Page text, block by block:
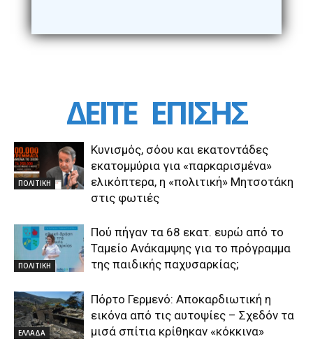
ΔΕΙΤΕ ΕΠΙΣΗΣ
ΠΟΛΙΤΙΚΗ
Κυνισμός, σόου και εκατοντάδες
εκατομμύρια για «παρκαρισμένα»
ελικόπτερα, η «πολιτική» Μητσοτάκη
στις φωτιές
ΠΟΛΙΤΙΚΗ
Πού πήγαν τα 68 εκατ. ευρώ από το
Ταμείο Ανάκαμψης για το πρόγραμμα
της παιδικής παχυσαρκίας;
ΕΛΛΑΔΑ
Πόρτο Γερμενό: Αποκαρδιωτική η
εικόνα από τις αυτοψίες – Σχεδόν τα
μισά σπίτια κρίθηκαν «κόκκινα»